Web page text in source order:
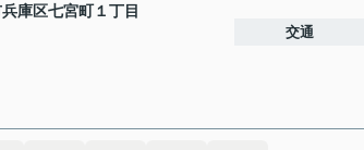
庫区七宮町 １丁目
交通